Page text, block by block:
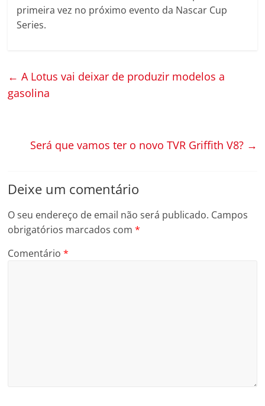
primeira vez no próximo evento da Nascar Cup
Series.
← A Lotus vai deixar de produzir modelos a
gasolina
Será que vamos ter o novo TVR Griffith V8? →
Deixe um comentário
O seu endereço de email não será publicado. Campos
obrigatórios marcados com*
Comentário*